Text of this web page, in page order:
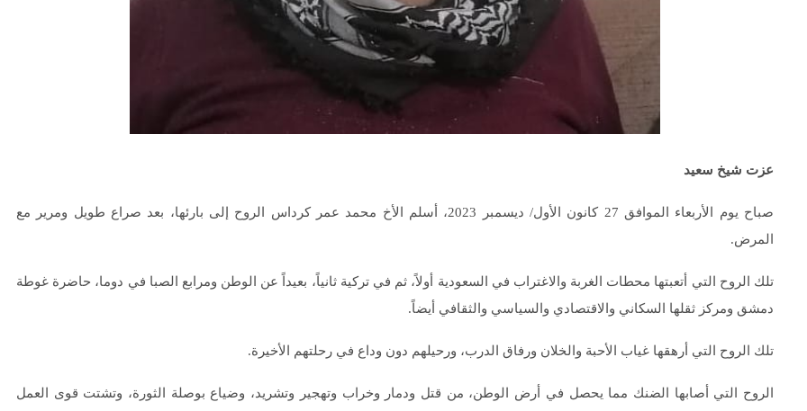
عزت شيخ سعيد
صباح يوم الأربعاء الموافق 27 كانون الأول/ ديسمبر 2023، أسلم الأخ محمد عمر كرداس الروح إلى بارئها، بعد صراع طويل ومرير مع
المرض.
تلك الروح التي أتعبتها محطات الغربة والاغتراب في السعودية أولاً، ثم في تركية ثانياً، بعيداً عن الوطن ومرابع الصبا في دوما، حاضرة غوطة
دمشق ومركز ثقلها السكاني والاقتصادي والسياسي والثقافي أيضاً.
تلك الروح التي أرهقها غياب الأحبة والخلان ورفاق الدرب، ورحيلهم دون وداع في رحلتهم الأخيرة.
الروح التي أصابها الضنك مما يحصل في أرض الوطن، من قتل ودمار وخراب وتهجير وتشريد، وضياع بوصلة الثورة، وتشتت قوى العمل
انجازات نتنياهو !
نوفمبر 27, 2024